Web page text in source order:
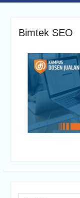
Bimtek SEO
Search